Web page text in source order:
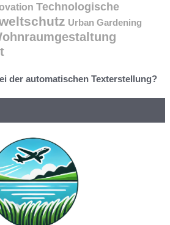
Technologische
Urban Gardening
der automatischen Texterstellung?